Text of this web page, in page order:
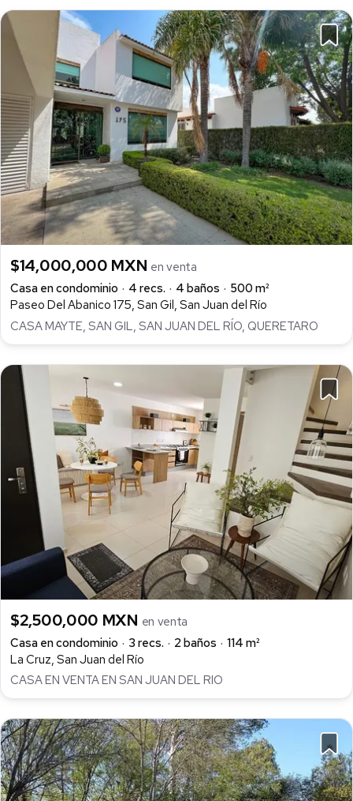
$14,000,000 MXN en venta
Casa en condominio
4 recs. 4 baños
500 m²
Paseo Del Abanico 175, San Gil, San Juan del Río
CASA MAYTE, SAN GIL, SAN JUAN DEL RÍO, QUERETARO
$2,500,000 MXN en venta
Casa en condominio
3 recs. 2 baños
114 m²
La Cruz, San Juan del Río
CASA EN VENTA EN SAN JUAN DEL RIO